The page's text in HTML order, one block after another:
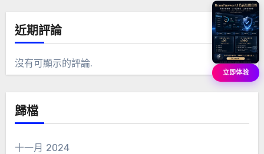
近期評論
沒有可顯示的評論.
歸檔
十一月 2024
立即体验